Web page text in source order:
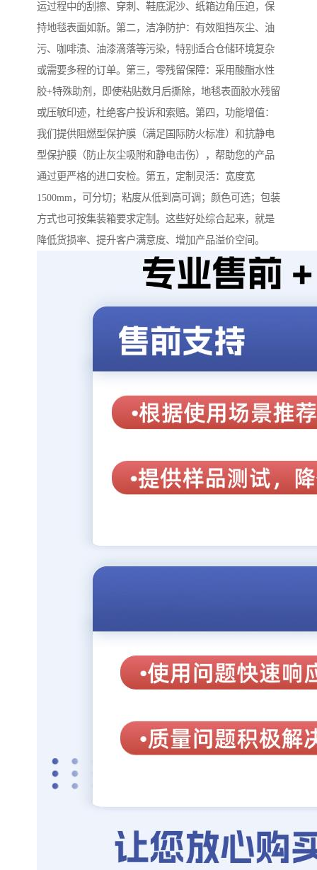
运过程中的刮擦、穿刺、鞋底泥沙、纸箱边角压迫，保
持地毯表面如新。第二，洁净防护：有效阻挡灰尘、油
污、咖啡渍、油漆滴落等污染，特别适合仓储环境复杂
或需要多程的订单。第三，零残留保障：采用酸酯水性
胶+特殊助剂，即使粘贴数月后撕除，地毯表面胶水残留
或压敏印迹，杜绝客户投诉和索赔。第四，功能增值：
我们提供阻燃型保护膜（满足国际防火标准）和抗静电
型保护膜（防止灰尘吸附和静电击伤），帮助您的产品
通过更严格的进口安检。第五，定制灵活：宽度宽
1500mm，可分切；粘度从低到高可调；颜色可选；包装
方式也可按集装箱要求定制。这些好处综合起来，就是
降低货损率、提升客户满意度、增加产品溢价空间。